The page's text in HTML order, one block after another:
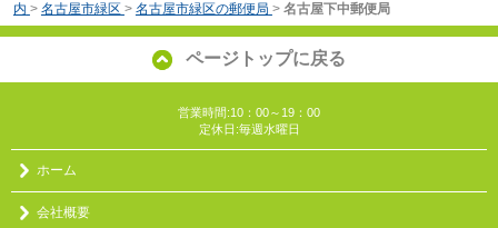
内 > 名古屋市緑区 > 名古屋市緑区の郵便局 > 名古屋下中郵便局
ページトップに戻る
営業時間:10：00～19：00
定休日:毎週水曜日
ホーム
会社概要